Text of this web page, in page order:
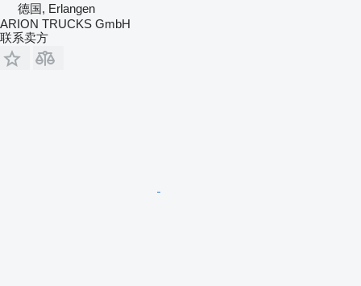
德国, Erlangen
ARION TRUCKS GmbH
联系卖方